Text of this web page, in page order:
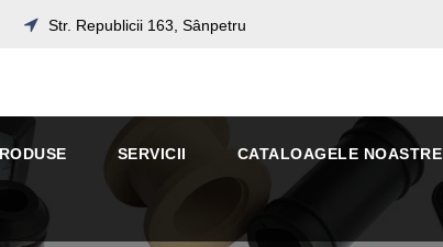
Str. Republicii 163, Sânpetru
SERVICII CATALOAGELE NOASTRE